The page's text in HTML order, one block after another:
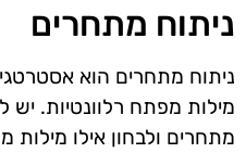
ניתוח מתחרים
ניתוח מתחרים הוא
מילות מפתח רלוונטיות. יש
מתחרים ולבחון אילו